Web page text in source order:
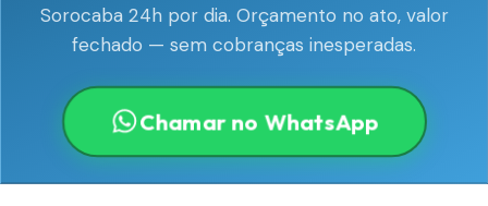
Sorocaba 24h por dia. Orçamento no ato, valor
fechado — sem cobranças inesperadas.
Chamar no WhatsApp